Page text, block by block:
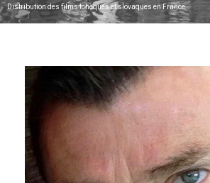
Distribution des films tchèques et slovaques en France